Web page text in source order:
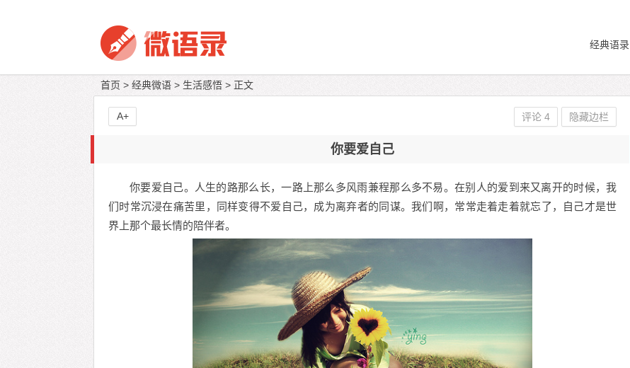
经典语录
首页 > 经典微语 > 生活感悟 > 正文
你要爱自己
你要爱自己。人生的路那么长，一路上那么多风雨兼程那么多不易。在别人的爱到来又离开的时候，我
们时常沉浸在痛苦里，同样变得不爱自己，成为离弃者的同谋。我们啊，常常走着走着就忘了，自己才是世
界上那个最长情的陪伴者。
评论 4 隐藏边栏
A+